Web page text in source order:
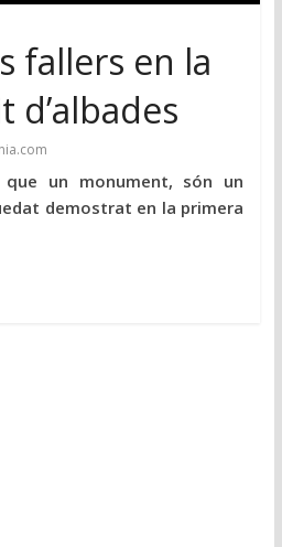
fallers en la
d’albades
un monument, són un
demostrat en la primera